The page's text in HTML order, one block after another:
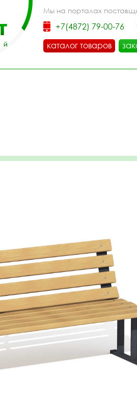
Мы на порталах
+7(4872) 79-00-76
каталог товаров